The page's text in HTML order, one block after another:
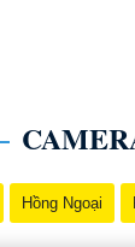
Hồng Ngoại